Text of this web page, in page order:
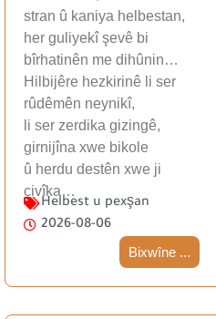
stran û kaniya helbestan,
her guliyekî şevê bi
bîrhatinên me dihûnin…
Hilbijêre hezkirinê li ser
rûdêmên neynikî,
li ser zerdika gizingê,
girnijîna xwe bikole
û herdu destên xwe ji
çivîka…
Helbest u pexşan
2026-08-06
Bixwîne ...